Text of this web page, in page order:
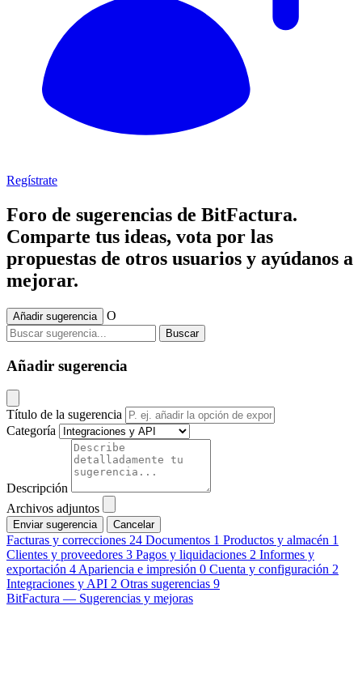
Regístrate
Foro de sugerencias de BitFactura.
Comparte tus ideas, vota por las
propuestas de otros usuarios y ayúdanos a
mejorar.
Añadir sugerencia O
Buscar
Añadir sugerencia
Título de la sugerencia
Categoría
Descripción
Archivos adjuntos
Cancelar
Facturas y correcciones 24 Documentos 1 Productos y almacén 1
Clientes y proveedores 3 Pagos y liquidaciones 2 Informes y
exportación 4 Apariencia e impresión 0 Cuenta y configuración 2
Integraciones y API 2 Otras sugerencias 9
BitFactura — Sugerencias y mejoras